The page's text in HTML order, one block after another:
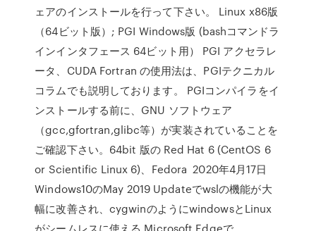
ェアのインストールを行って下さい。 Linux x86版
（64ビット版）; PGI Windows版 (bashコマンドラ
インインタフェース 64ビット用） PGI アクセラレ
ータ、CUDA Fortran の使用法は、PGIテクニカル
コラムでも説明しております。 PGIコンパイラをイ
ンストールする前に、GNU ソフトウェア
（gcc,gfortran,glibc等）が実装されていることを
ご確認下さい。64bit 版の Red Hat 6 (CentOS 6
or Scientific Linux 6)、Fedora 2020年4月17日
Windows10のMay 2019 Updateでwslの機能が大
幅に改善され、cygwinのようにwindowsとLinux
がシームレスに使える Microsoft Edgeで